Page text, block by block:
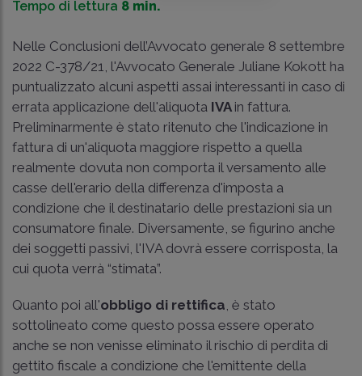
Tempo di lettura 8 min.
Nelle Conclusioni dell’Avvocato generale 8 settembre
2022 C-378/21, l'Avvocato Generale Juliane Kokott ha
puntualizzato alcuni aspetti assai interessanti in caso di
errata applicazione dell'aliquota IVA in fattura.
Preliminarmente è stato ritenuto che l'indicazione in
fattura di un'aliquota maggiore rispetto a quella
realmente dovuta non comporta il versamento alle
casse dell'erario della differenza d'imposta a
condizione che il destinatario delle prestazioni sia un
consumatore finale. Diversamente, se figurino anche
dei soggetti passivi, l'IVA dovrà essere corrisposta, la
cui quota verrà “stimata”.
Quanto poi all'obbligo di rettifica , è stato
sottolineato come questo possa essere operato
anche se non venisse eliminato il rischio di perdita di
gettito fiscale a condizione che l'emittente della